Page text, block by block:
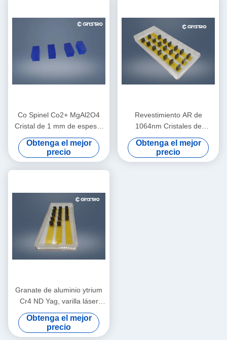
Co Spinel Co2+ MgAl2O4
Cristal de 1 mm de espesor
para láser de alta potencia
Obtenga el mejor
precio
Revestimiento AR de
1064nm Cristales de
interruptor Q pasivo Estable
químicamente
Obtenga el mejor
precio
Granate de aluminio ytrium
Cr4 ND Yag, varilla láser
dopada con cromo
Obtenga el mejor
precio